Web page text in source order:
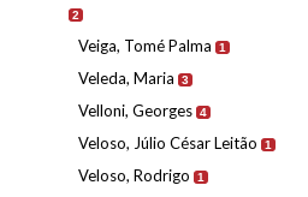
2
Veiga, Tomé Palma 1
Veleda, Maria 3
Velloni, Georges 4
Veloso, Júlio César Leitão 1
Veloso, Rodrigo 1